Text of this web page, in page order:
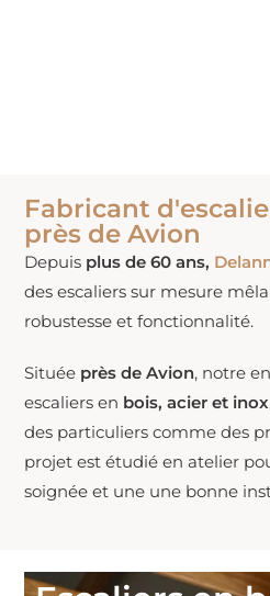
Fabricant
près de Avion
Depuis plus de 60 ans,
des escaliers sur mesure
robustesse et fonctionnalité.
Située près de Avion, notre
escaliers en bois, acier et inox
des particuliers comme des
projet est étudié en atelier
soignée et une une bonne